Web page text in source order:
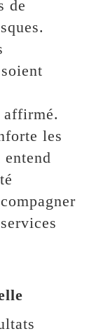
de
affirmé.
les